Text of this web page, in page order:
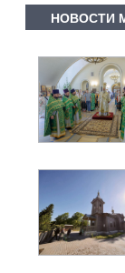
НОВОСТИ